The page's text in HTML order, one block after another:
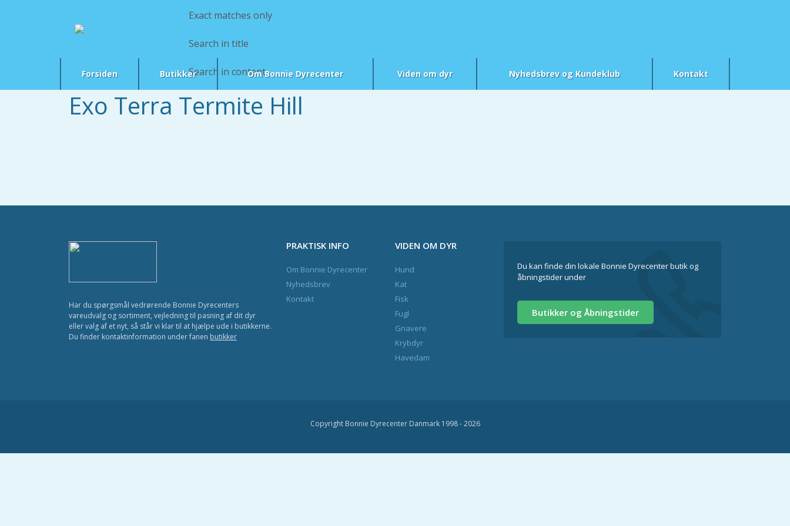
Exact matches only
Search in title
Search in content
Forsiden Butikker Om Bonnie Dyrecenter Viden om dyr Nyhedsbrev og Kundeklub Kontakt
Exo Terra Termite Hill
Har du spørgsmål vedrørende Bonnie Dyrecenters
vareudvalg og sortiment, vejledning til pasning af dit dyr
eller valg af et nyt, så står vi klar til at hjælpe ude i butikkerne.
Du finder kontaktinformation under fanen butikker
PRAKTISK INFO
Om Bonnie Dyrecenter
Nyhedsbrev
Kontakt
VIDEN OM DYR
Hund
Kat
Fisk
Fugl
Gnavere
Krybdyr
Havedam
Du kan finde din lokale Bonnie Dyrecenter butik og
åbningstider under
Butikker og Åbningstider
Copyright Bonnie Dyrecenter Danmark 1998 - 2026